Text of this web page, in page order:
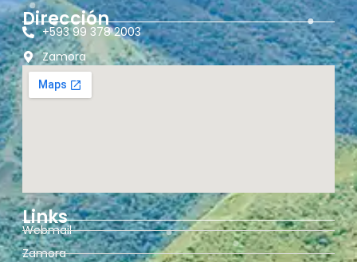
Dirección
+593 99 378 2003
Zamora
Links
Webmail
Zamora